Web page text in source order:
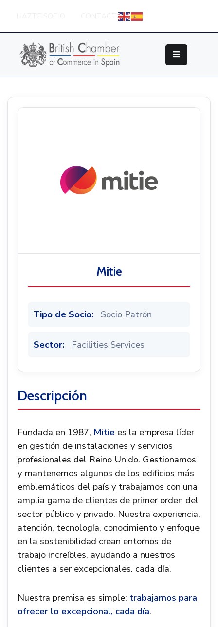
CONTACTO
Sobre
British
Chamber
Socios
Mitie
Tipo de Socio: Socio Patrón
Sector: Facilities Services
Descripción
Fundada en 1987, Mitie es la empresa líder
en gestión de instalaciones y servicios
profesionales del Reino Unido. Gestionamos
y mantenemos algunos de los edificios más
emblemáticos del país y trabajamos con una
amplia gama de clientes de primer orden del
sector público y privado. Nuestra experiencia,
atención, tecnología, conocimiento y enfoque
en la sostenibilidad crean entornos de
trabajo increíbles, ayudando a nuestros
clientes a ser excepcionales, cada día.
Nuestra premisa es simple: trabajamos para
ofrecer lo excepcional, cada día.